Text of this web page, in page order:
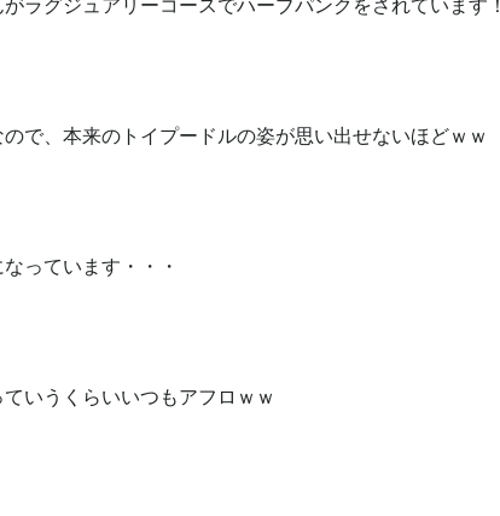
ラグジュアリーコースでハーブパンクをされています！
で、本来のトイプードルの姿が思い出せないほどｗｗ
っています・・・
いうくらいいつもアフロｗｗ